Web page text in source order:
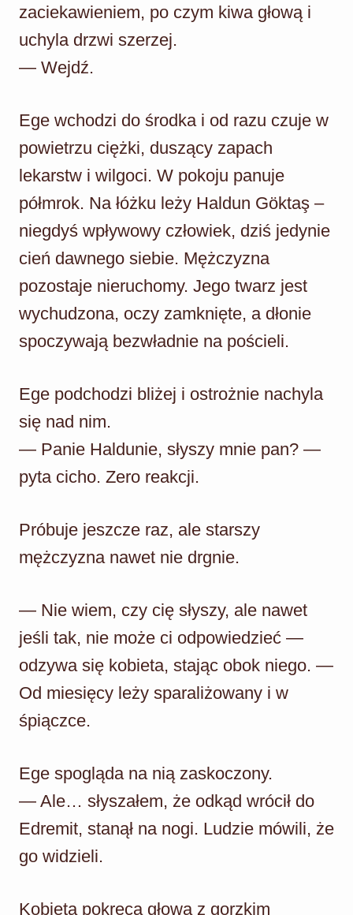
zaciekawieniem, po czym kiwa głową i
uchyla drzwi szerzej.
— Wejdź.
Ege wchodzi do środka i od razu czuje w
powietrzu ciężki, duszący zapach
lekarstw i wilgoci. W pokoju panuje
półmrok. Na łóżku leży Haldun Göktaş –
niegdyś wpływowy człowiek, dziś jedynie
cień dawnego siebie. Mężczyzna
pozostaje nieruchomy. Jego twarz jest
wychudzona, oczy zamknięte, a dłonie
spoczywają bezwładnie na pościeli.
Ege podchodzi bliżej i ostrożnie nachyla
się nad nim.
— Panie Haldunie, słyszy mnie pan? —
pyta cicho. Zero reakcji.
Próbuje jeszcze raz, ale starszy
mężczyzna nawet nie drgnie.
— Nie wiem, czy cię słyszy, ale nawet
jeśli tak, nie może ci odpowiedzieć —
odzywa się kobieta, stając obok niego. —
Od miesięcy leży sparaliżowany i w
śpiączce.
Ege spogląda na nią zaskoczony.
— Ale… słyszałem, że odkąd wrócił do
Edremit, stanął na nogi. Ludzie mówili, że
go widzieli.
Kobieta pokręca głową z gorzkim